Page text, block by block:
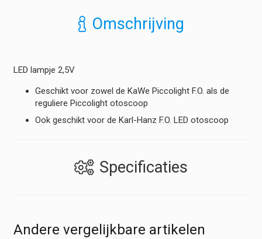
Omschrijving
LED lampje 2,5V
Geschikt voor zowel de KaWe Piccolight F.O. als de
reguliere Piccolight otoscoop
Ook geschikt voor de Karl-Hanz F.O. LED otoscoop
Specificaties
Andere vergelijkbare artikelen